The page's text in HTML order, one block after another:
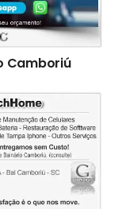
Camboriú